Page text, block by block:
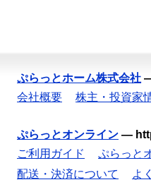
ぷらっとホーム株式会社
会社概要
株主・投資家
ぷらっとオンライン —
ご利用ガイド
ぷらっと
配送・決済について
よ